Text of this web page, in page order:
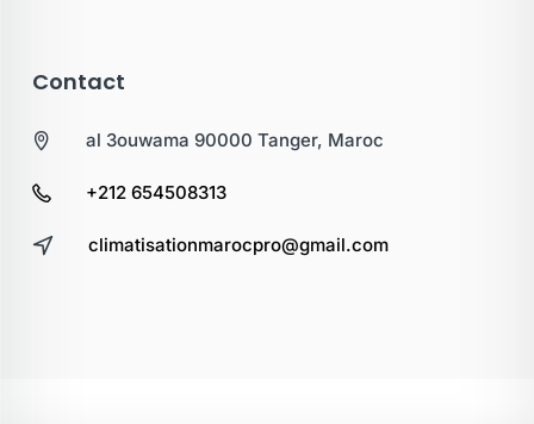
Contact
al 3ouwama 90000 Tanger, Maroc
+212 654508313
climatisationmarocpro@gmail.com